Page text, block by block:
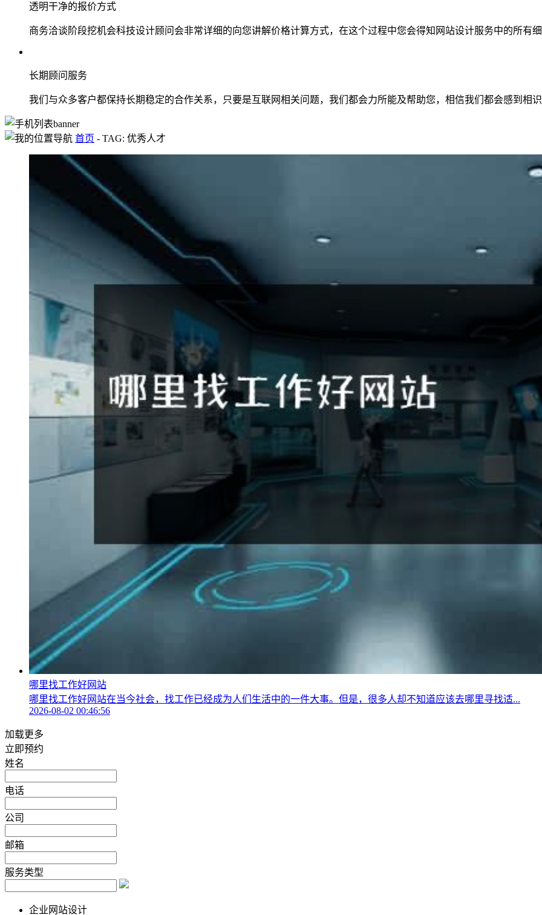
透明干净的报价方式
商务洽谈阶段挖机会科技设计顾问会非常详细的向您讲解价格计算方式，在这个过程中您会得知网站设计服务中的所有
长期顾问服务
我们与众多客户都保持长期稳定的合作关系，只要是互联网相关问题，我们都会力所能及帮助您，相信我们都会感到相
首页 - TAG: 优秀人才
哪里找工作好网站
哪里找工作好网站在当今社会，找工作已经成为人们生活中的一件大事。但是，很多人却不知道应该去哪里寻找适...
2026-08-02 00:46:56
加载更多
立即预约
姓名
电话
公司
邮箱
服务类型
企业网站设计